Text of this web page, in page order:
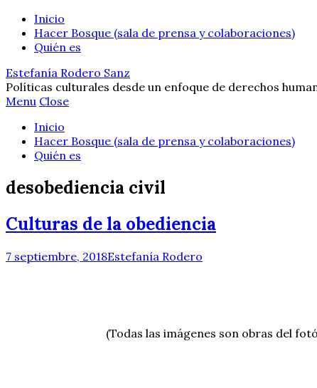
Inicio
Hacer Bosque (sala de prensa y colaboraciones)
Quién es
Estefanía Rodero Sanz
Políticas culturales desde un enfoque de derechos
Menu Close
Inicio
Hacer Bosque (sala de prensa y colaboraciones)
Quién es
desobediencia civil
Culturas de la obediencia
7 septiembre, 2018Estefanía Rodero
(Todas las imágenes son obras del